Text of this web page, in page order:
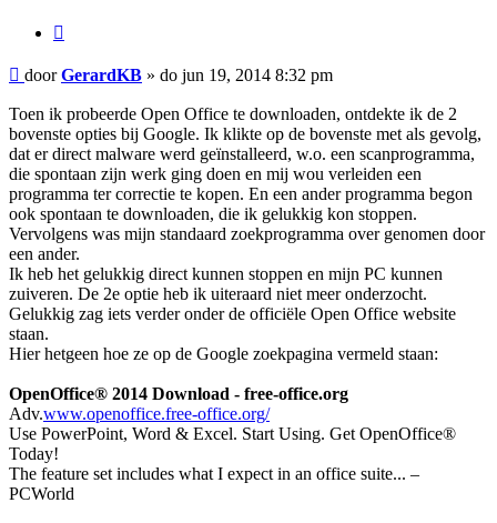
Bericht
doorGerardKB » do jun 19, 2014 8:32 pm
Toen ik probeerde Open Office te downloaden, ontdekte ik de 2
bovenste opties bij Google. Ik klikte op de bovenste met als gevolg,
dat er direct malware werd geïnstalleerd, w.o. een scanprogramma,
die spontaan zijn werk ging doen en mij wou verleiden een
programma ter correctie te kopen. En een ander programma begon
ook spontaan te downloaden, die ik gelukkig kon stoppen.
Vervolgens was mijn standaard zoekprogramma over genomen door
een ander.
Ik heb het gelukkig direct kunnen stoppen en mijn PC kunnen
zuiveren. De 2e optie heb ik uiteraard niet meer onderzocht.
Gelukkig zag iets verder onder de officiële Open Office website
staan.
Hier hetgeen hoe ze op de Google zoekpagina vermeld staan:
OpenOffice® 2014 Download - free-office.org‎
Adv.www.openoffice.free-office.org/‎
Use PowerPoint, Word & Excel. Start Using. Get OpenOffice®
Today!
The feature set includes what I expect in an office suite... –
PCWorld